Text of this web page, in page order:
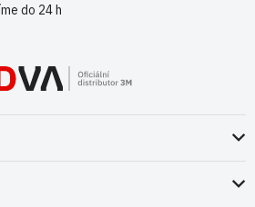
do 24 h